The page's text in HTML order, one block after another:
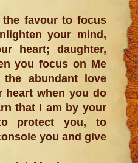
the favour to focus
your mind,
heart; daughter,
you focus on Me
abundant love
heart when you do
that I am by your
protect you, to
you and give